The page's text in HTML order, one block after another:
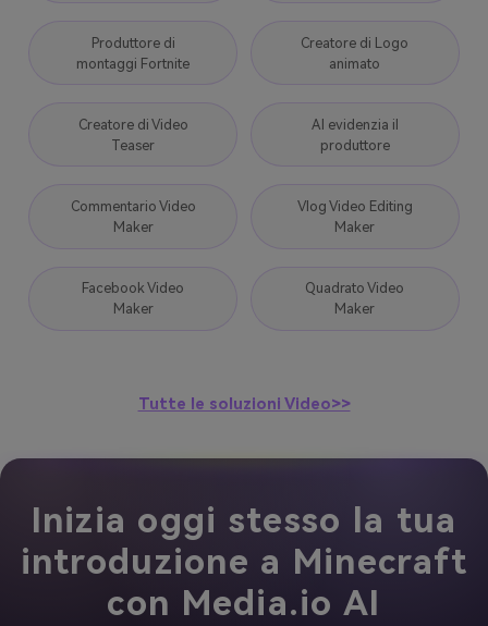
Produttore di
montaggi Fortnite
Creatore di Logo
animato
Creatore di Video
Teaser
AI evidenzia il
produttore
Commentario Video
Maker
Vlog Video Editing
Maker
Facebook Video
Maker
Quadrato Video
Maker
Tutte le soluzioni Video>>
Inizia oggi stesso la tua
introduzione a Minecraft
con Media.io AI